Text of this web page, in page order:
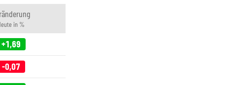
in %
+1,69
-0,07